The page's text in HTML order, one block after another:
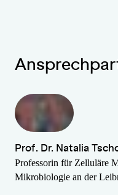
Prof. Dr. Natalia
Professorin für Zelluläre
Mikrobiologie an der